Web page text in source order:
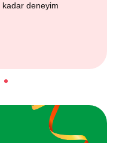
deneyim